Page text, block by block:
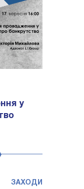
у
ЗАХОДИ